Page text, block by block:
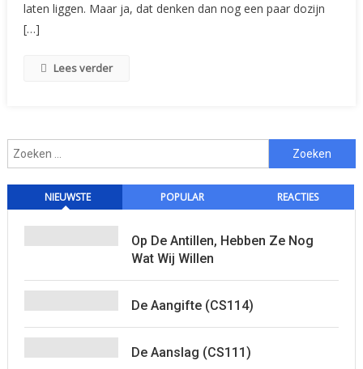
laten liggen. Maar ja, dat denken dan nog een paar dozijn
[…]
Lees verder
Zoeken
naar:
NIEUWSTE POPULAR REACTIES
Op De Antillen, Hebben Ze Nog
Wat Wij Willen
De Aangifte (CS114)
De Aanslag (CS111)